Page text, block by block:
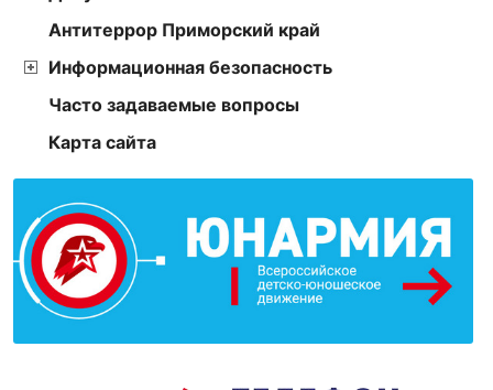
Антитеррор Приморский край
Информационная безопасность
Часто задаваемые вопросы
Карта сайта